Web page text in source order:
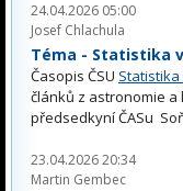
24.04.2026 05:00
Josef Chlachula
Téma - Statistika
Časopis ČSU
článků z astronomie
předsedkyní ČASu
23.04.2026 20:34
Martin Gembec